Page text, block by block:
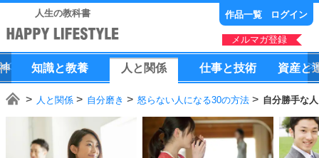
人生の教科書 作品一覧 ログイン
メルマガ登録
知識と教養 人 と 関係 仕事と技術 資産と
人と関係 自分磨き 怒らない人になる30の方法 自分勝手な